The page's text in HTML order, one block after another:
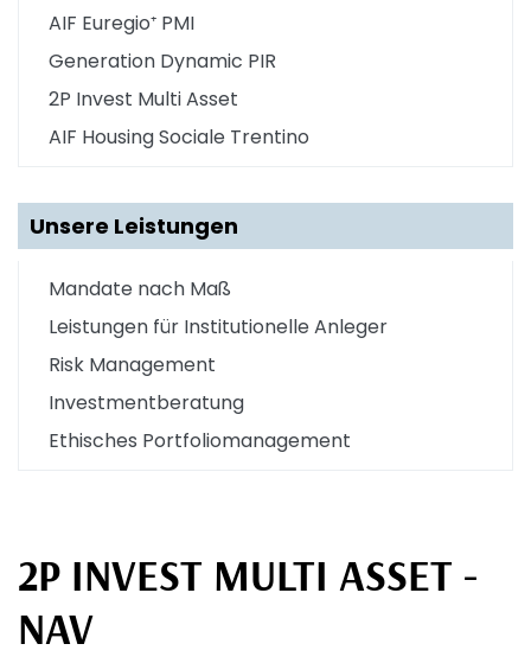
AIF Euregio⁺ PMI
Generation Dynamic PIR
2P Invest Multi Asset
AIF Housing Sociale Trentino
Unsere Leistungen
Mandate nach Maß
Leistungen für Institutionelle Anleger
Risk Management
Investmentberatung
Ethisches Portfoliomanagement
2P INVEST MULTI ASSET -
NAV